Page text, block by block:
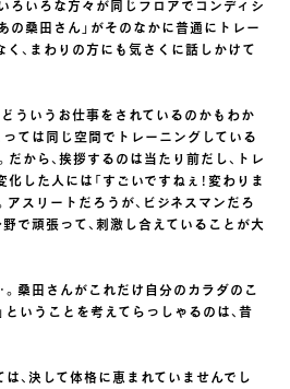
ろいろな方々が同じフロアでコンディシ
の桑田さん」がそのなかに普通にトレー
、まわりの方にも気さくに話しかけて
ういうお仕事をされているのかもわか
っては同じ空間でトレーニングしている
だから、挨拶するのは当たり前だし、トレ
した人には「すごいですねぇ！変わりま
アスリートだろうが、ビジネスマンだろ
で頑張って、刺激し合えていることが大
桑田さんがこれだけ自分のカラダのこ
ということを考えてらっしゃるのは、昔
、決して体格に恵まれていませんでし